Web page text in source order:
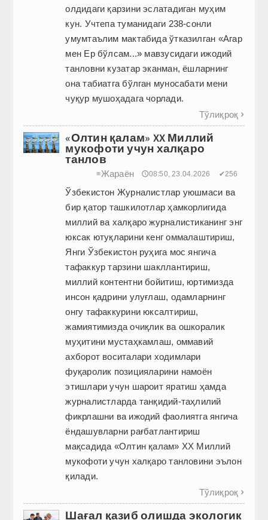
олдидаги қарзини эслатадиган муҳим
кун. Учтепа туманидаги 238-сонли
умумтаълим мактабида ўтказилган «Агар
мен Ер бўлсам...» мавзусидаги ижодий
танловни кузатар эканман, ёшларнинг
она табиатга бўлган муносабати мени
чуқур мушоҳадага чорлади.
Тўлиқроқ 
«Олтин қалам» XX Миллий
мукофоти учун халқаро
танлов
≡Жараён 🕔08:50, 23.04.2026 ✔256
Ўзбекистон Журналистлар уюшмаси ва
бир қатор ташкилотлар ҳамкорлигида
миллий ва халқаро журналистиканинг энг
юксак ютуқларини кенг оммалаштириш,
Янги Ўзбекистон руҳига мос янгича
тафаккур тарзини шакллантириш,
миллий контентни бойитиш, юртимизда
инсон қадрини улуғлаш, одамларнинг
онгу тафаккурини юксалтириш,
жамиятимизда очиқлик ва ошкоралик
муҳитини мустаҳкамлаш, оммавий
ахборот воситалари ходимлари
фуқаролик позицияларини намоён
этишлари учун шароит яратиш ҳамда
журналистларда танқидий-таҳлилий
фикрлашни ва ижодий фаолиятга янгича
ёндашувларни рағбатлантириш
мақсадида «Олтин қалам» XX Миллий
мукофоти учун халқаро танловини эълон
қилади.
Тўлиқроқ 
Шағал қазиб олишда экологик